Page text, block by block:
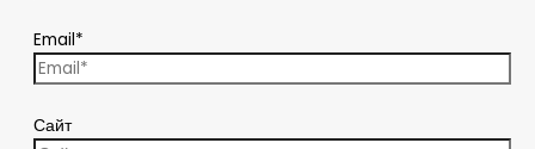
Email*
Сайт